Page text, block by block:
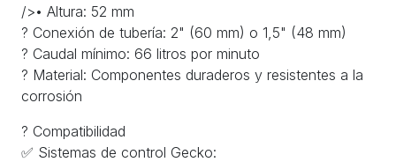
/>• Altura: 52 mm
? Conexión de tubería: 2" (60 mm) o 1,5" (48 mm)
? Caudal mínimo: 66 litros por minuto
? Material: Componentes duraderos y resistentes a la
corrosión
? Compatibilidad
✅ Sistemas de control Gecko: